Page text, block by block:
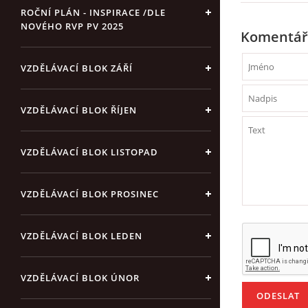
ROČNÍ PLÁN - INSPIRACE /DLE
NOVÉHO RVP PV 2025
VZDĚLÁVACÍ BLOK ZÁŘÍ
VZDĚLÁVACÍ BLOK ŘÍJEN
VZDĚLÁVACÍ BLOK LISTOPAD
VZDĚLÁVACÍ BLOK PROSINEC
VZDĚLÁVACÍ BLOK LEDEN
VZDĚLÁVACÍ BLOK ÚNOR